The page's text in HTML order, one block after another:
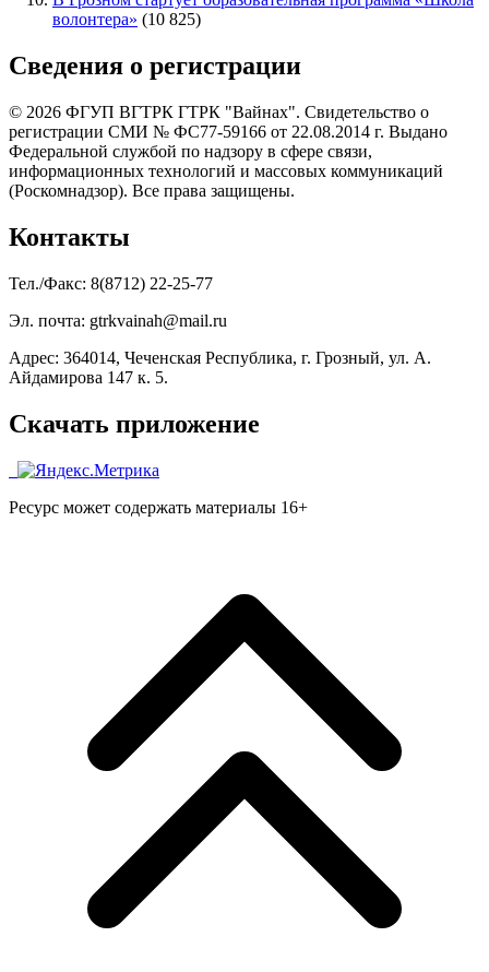
волонтера» (10 825)
Сведения о регистрации
© 2026 ФГУП ВГТРК ГТРК "Вайнах". Свидетельство о
регистрации СМИ № ФС77-59166 от 22.08.2014 г. Выдано
Федеральной службой по надзору в сфере связи,
информационных технологий и массовых коммуникаций
(Роскомнадзор). Все права защищены.
Контакты
Тел./Факс: 8(8712) 22-25-77
Эл. почта: gtrkvainah@mail.ru
Адрес: 364014, Чеченская Республика, г. Грозный, ул. А.
Айдамирова 147 к. 5.
Скачать приложение
Ресурс может содержать материалы 16+